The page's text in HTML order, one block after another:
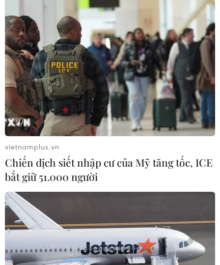
vietnamplus.vn
Chiến dịch siết nhập cư của Mỹ tăng tốc, ICE
bắt giữ 51.000 người